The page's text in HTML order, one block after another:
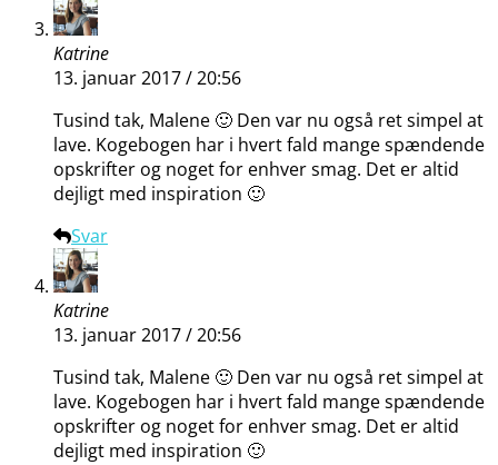
Katrine
13. januar 2017 / 20:56
Tusind tak, Malene 🙂 Den var nu også ret simpel at
lave. Kogebogen har i hvert fald mange spændende
opskrifter og noget for enhver smag. Det er altid
dejligt med inspiration 🙂
Svar
Katrine
13. januar 2017 / 20:56
Tusind tak, Malene 🙂 Den var nu også ret simpel at
lave. Kogebogen har i hvert fald mange spændende
opskrifter og noget for enhver smag. Det er altid
dejligt med inspiration 🙂